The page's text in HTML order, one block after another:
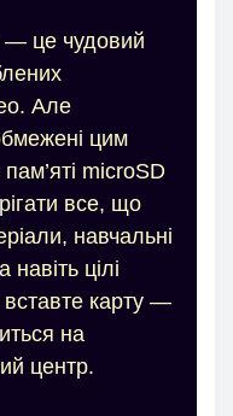
— це чудовий
Але
цим
microSD
все, що
навчальні
цілі
вставте карту —
на
центр.